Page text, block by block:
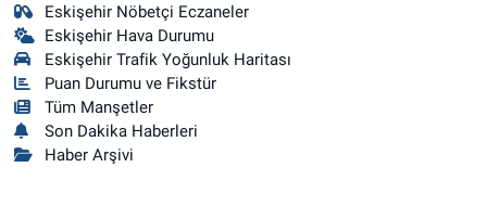
Eskişehir Nöbetçi Eczaneler
Eskişehir Hava Durumu
Eskişehir Trafik Yoğunluk Haritası
Puan Durumu ve Fikstür
Tüm Manşetler
Son Dakika Haberleri
Haber Arşivi